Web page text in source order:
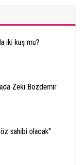
iki kuş mu?
Zeki Bozdemir
sahibi olacak''